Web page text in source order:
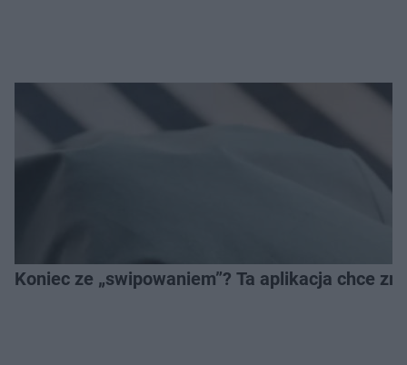
Koniec ze „swipowaniem”? Ta aplikacja chce